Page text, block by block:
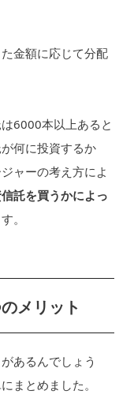
金額に応じて分配
6000本以上あると
何に投資するか
ャーの考え方によ
託を買うかによっ
。
メリット
あるんでしょう
まとめました。